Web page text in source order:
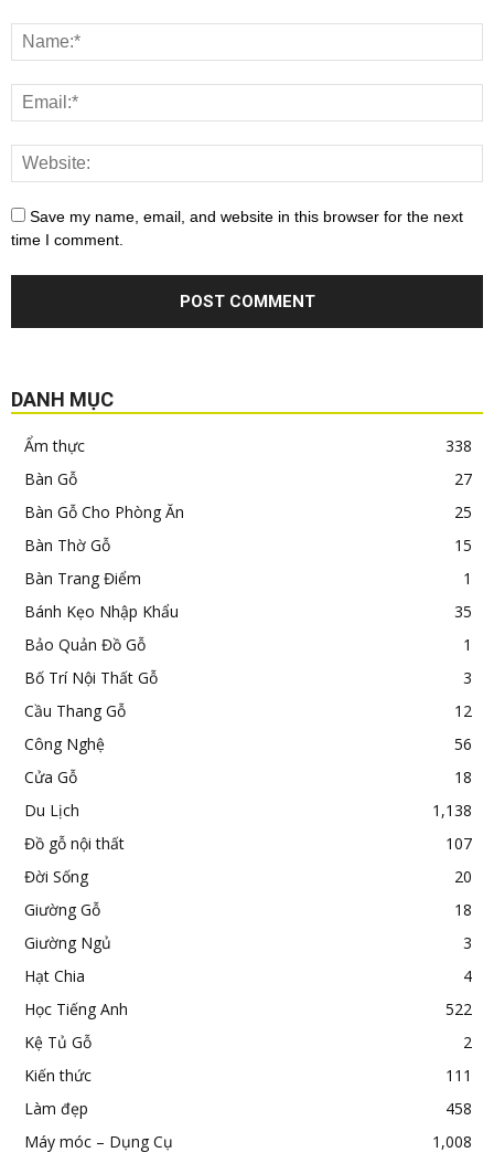
Save my name, email, and website in this browser for the next
time I comment.
DANH MỤC
Ẩm thực
338
Bàn Gỗ
27
Bàn Gỗ Cho Phòng Ăn
25
Bàn Thờ Gỗ
15
Bàn Trang Điểm
1
Bánh Kẹo Nhập Khẩu
35
Bảo Quản Đồ Gỗ
1
Bố Trí Nội Thất Gỗ
3
Cầu Thang Gỗ
12
Công Nghệ
56
Cửa Gỗ
18
Du Lịch
1,138
Đồ gỗ nội thất
107
Đời Sống
20
Giường Gỗ
18
Giường Ngủ
3
Hạt Chia
4
Học Tiếng Anh
522
Kệ Tủ Gỗ
2
Kiến thức
111
Làm đẹp
458
Máy móc – Dụng Cụ
1,008